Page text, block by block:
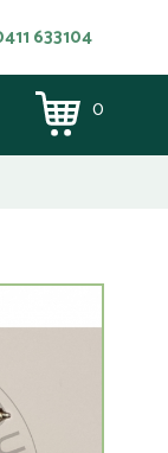
633104
0